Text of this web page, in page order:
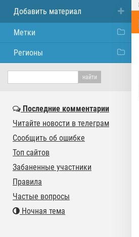
Добавить материал
Метки
Регионы
Последние комментарии
Читайте новости в телеграм
Сообщить об ошибке
Топ сайтов
Забаненные участники
Правила
Частые вопросы
Ночная тема